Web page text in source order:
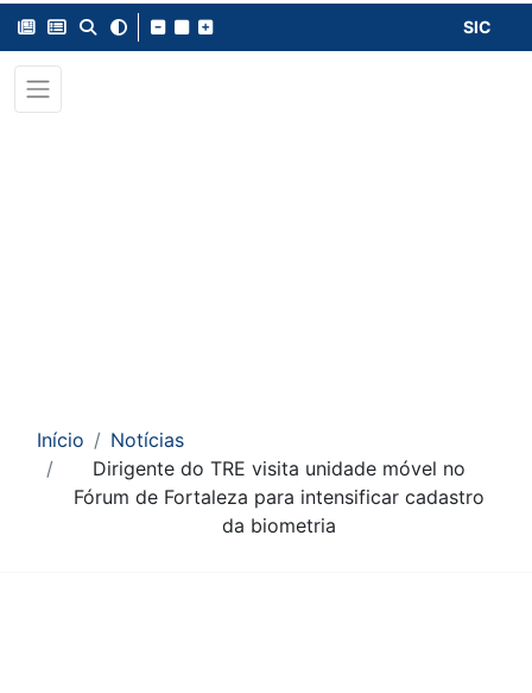
SIC
Início
Notícias
Dirigente do TRE visita unidade móvel no
Fórum de Fortaleza para intensificar cadastro
da biometria